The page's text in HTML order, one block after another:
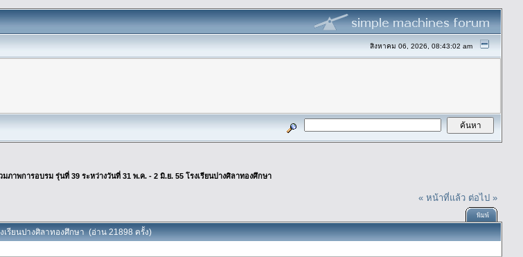
สิงหาคม 06, 2026, 08:43:02 am
มภาพการอบรม รุ่นที่ 39 ระหว่างวันที่ 31 พ.ค. - 2 มิ.ย. 55 โรงเรียนปางศิลาทองศึกษา
« หน้าที่แล้ว ต่อไป »
พิมพ์
รียนปางศิลาทองศึกษา (อ่าน 21898 ครั้ง)